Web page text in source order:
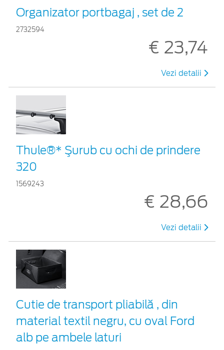
Organizator portbagaj , set de 2
2732594
€ 23,74
Vezi detalii
Thule®* Şurub cu ochi de prindere
320
1569243
€ 28,66
Vezi detalii
Cutie de transport pliabilă , din
material textil negru, cu oval Ford
alb pe ambele laturi